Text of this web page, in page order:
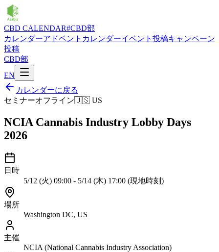
CBD CALENDAR#CBD部
カレンダーアドベントカレンダーイベント投稿キャンペーン
投稿
CBD部
EN
カレンダーに戻る
セミナーオフライン🇺🇸 US
NCIA Cannabis Industry Lobby Days
2026
日時
5/12 (火) 09:00 - 5/14 (木) 17:00 (現地時刻)
場所
Washington DC, US
主催
NCIA (National Cannabis Industry Association)